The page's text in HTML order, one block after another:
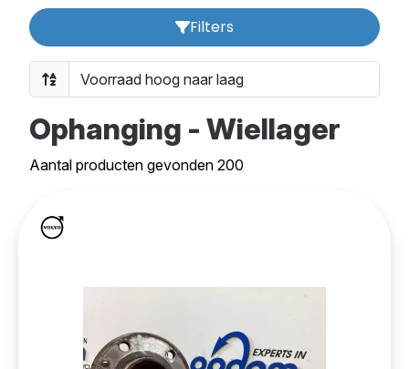
Filters
Ophanging - Wiellager
Aantal producten gevonden 200